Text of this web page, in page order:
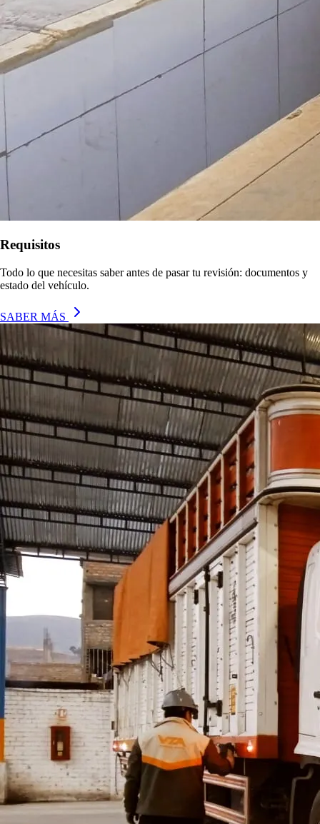
Requisitos
Todo lo que necesitas saber antes de pasar tu revisión: documentos y
estado del vehículo.
SABER MÁS